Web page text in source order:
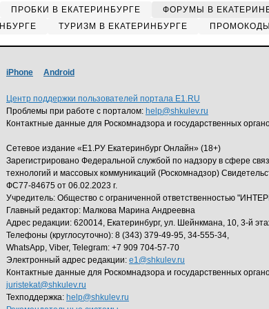
ПРОБКИ В ЕКАТЕРИНБУРГЕ ФОРУМЫ В
ТУРИЗМ В ЕКАТЕРИНБУРГЕ
iPhone Android
Центр поддержки пользователей портала E1.RU
Проблемы при работе с порталом: help@shkulev.ru
Контактные данные для Роскомнадзора и государственных
Сетевое издание «Е1.РУ Екатеринбург Онлайн» (18+)
Зарегистрировано Федеральной службой по надзору в сфере
технологий и массовых коммуникаций (Роскомнадзор)
ФС77-84675 от 06.02.2023 г.
Учредитель: Общество с ограниченной ответственностью
Главный редактор: Малкова Марина Андреевна
Адрес редакции: 620014, Екатеринбург, ул. Шейнкмана, 10, 3-й
Телефоны (круглосуточно): 8 (343) 379-49-95, 34-555-34,
WhatsApp, Viber, Telegram: +7 909 704-57-70
Электронный адрес редакции: e1@shkulev.ru
Контактные данные для Роскомнадзора и государственных
juristekat@shkulev.ru
Техподдержка: help@shkulev.ru